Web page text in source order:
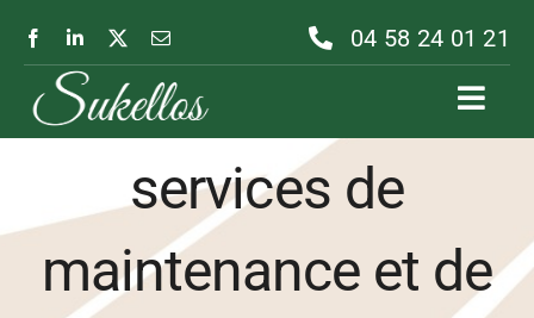
contenu
04 58 24 01 21
Offrez-vous des
services de
maintenance et de